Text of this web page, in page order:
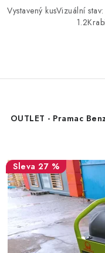
Vystavený kusVizuální
OUTLET - Pramac
27 %